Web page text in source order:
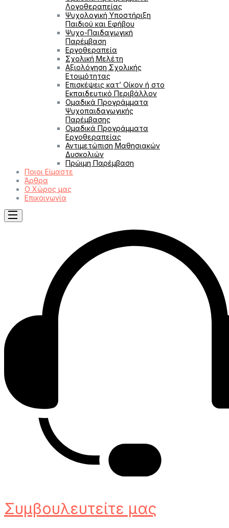
Λογοθεραπείας
Ψυχολογική Υποστήριξη
Παιδιού και Εφήβου
Ψυχο-Παιδαγωγική
Παρέμβαση
Εργοθεραπεία
Σχολική Μελέτη
Αξιολόγηση Σχολικής
Ετοιμότητας
Επισκέψεις κατ’ Οίκον ή στο
Εκπαιδευτικό Περιβάλλον
Ομαδικά Προγράμματα
Ψυχοπαιδαγωγικής
Παρέμβασης
Ομαδικά Προγράμματα
Εργοθεραπείας
Αντιμετώπιση Μαθησιακών
Δυσκολιών
Πρώιμη Παρέμβαση
Ποιοι Είμαστε
Άρθρα
Ο Χώρος μας
Επικοινωνία
Συμβουλευτείτε μας